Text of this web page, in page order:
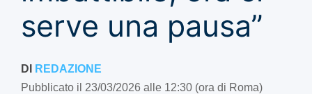
serve una pausa”
DI REDAZIONE
Pubblicato il 23/03/2026 alle 12:30 (ora di Roma)